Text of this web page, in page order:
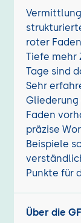
roter
Tiefe mehr
Tage sind
Sehr
Faden
präzise
Beispiele
Punkte für
Über die